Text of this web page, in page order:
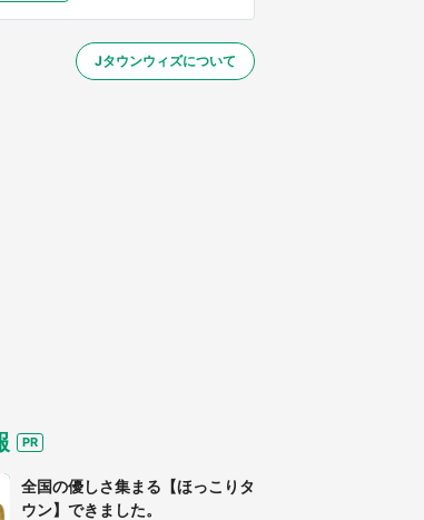
Jタウンウィズについて
全国の優しさ集まる【ほっこりタ
ウン】できました。